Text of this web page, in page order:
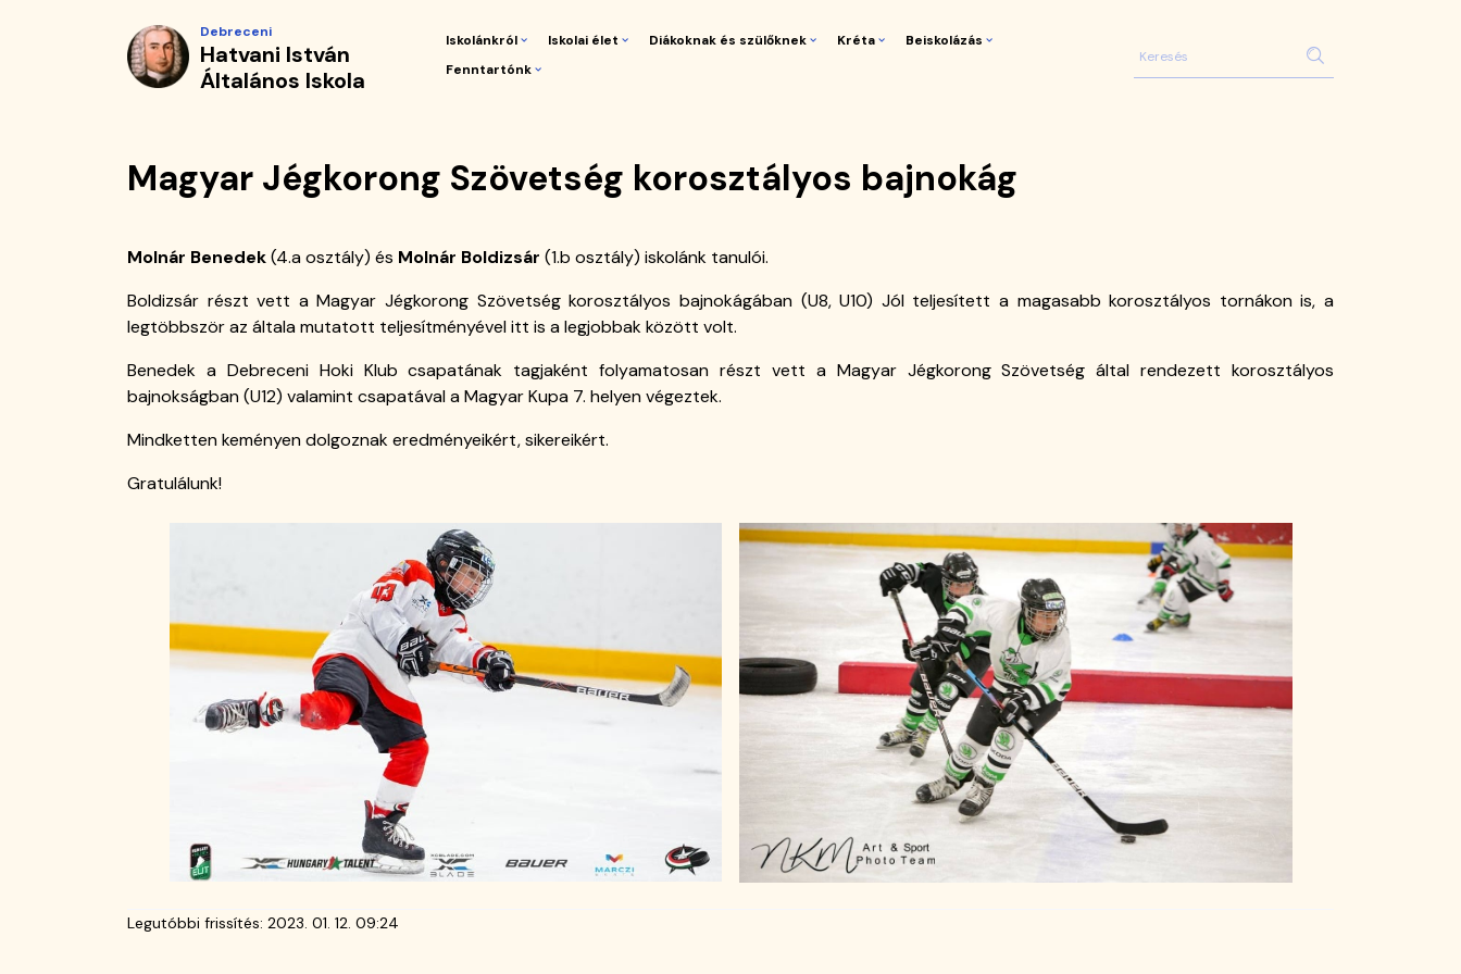
Jégkorong
korosztályos
bajnokág
Hatvani
Általános
Debreceni
Hatvani István
Általános Iskola
Fő
Iskolánkról Iskolai élet Diákoknak és szülőknek Kréta
Beiskolázás
Fenntartónk
Magyar Jégkorong Szövetség korosztályos bajnokág
Molnár Benedek(4.a osztály) és Molnár Boldizsár (1.b osztály) iskolánk tanulói.
Boldizsár részt vett a Magyar Jégkorong Szövetség korosztályos bajnokágában (U8, U10) Jól teljesített a magasabb korosztályos tornákon is, a
legtöbbször az általa mutatott teljesítményével itt is a legjobbak között volt.
Benedek a Debreceni Hoki Klub csapatának tagjaként folyamatosan részt vett a Magyar Jégkorong Szövetség által rendezett korosztályos
bajnokságban (U12) valamint csapatával a Magyar Kupa 7. helyen végeztek.
Mindketten keményen dolgoznak eredményeikért, sikereikért.
Gratulálunk!
Legutóbbi frissítés: 2023. 01. 12. 09:24